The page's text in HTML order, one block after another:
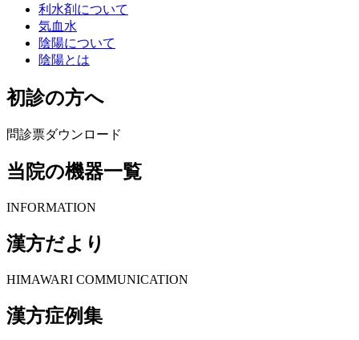
利水剤について
気血水
陰陽について
陰陽とは
初診の方へ
問診票ダウンロード
当院の機器一覧
INFORMATION
漢方だより
HIMAWARI COMMUNICATION
漢方症例集